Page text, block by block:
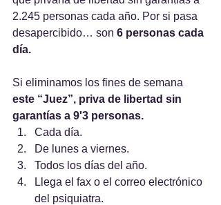
2.245 personas cada año. Por si pasa
desapercibido… son 6 personas cada
día.
Si eliminamos los fines de semana
este “Juez”, priva de libertad sin
garantías a 9'3 personas.
Cada día.
De lunes a viernes.
Todos los días del año.
Llega el fax o el correo electrónico
del psiquiatra.